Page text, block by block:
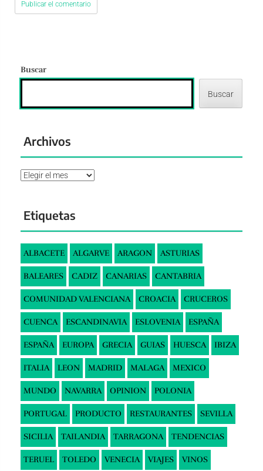
Buscar
Buscar
Archivos
Archivos
Etiquetas
ALBACETE ALGARVE ARAGON ASTURIAS
BALEARES CADIZ CANARIAS CANTABRIA
COMUNIDAD VALENCIANA CROACIA CRUCEROS
CUENCA ESCANDINAVIA ESLOVENIA ESPAÑA
ESPAÑA EUROPA GRECIA GUIAS HUESCA IBIZA
ITALIA LEON MADRID MALAGA MEXICO
MUNDO NAVARRA OPINION POLONIA
PORTUGAL PRODUCTO RESTAURANTES SEVILLA
SICILIA TAILANDIA TARRAGONA TENDENCIAS
TERUEL TOLEDO VENECIA VIAJES VINOS